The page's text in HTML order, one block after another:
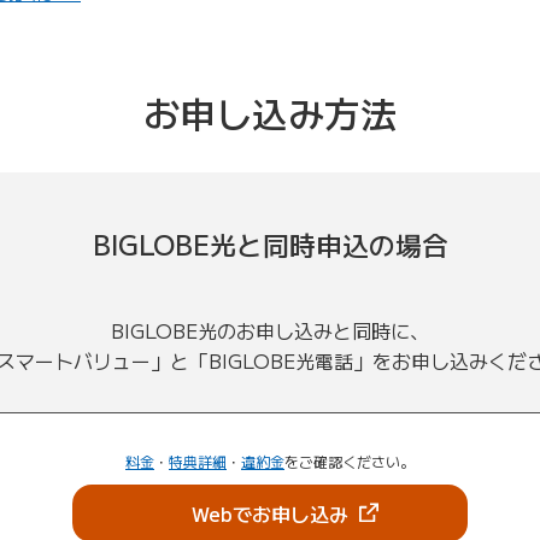
お申し込み方法
BIGLOBE光と同時申込の場合
BIGLOBE光のお申し込みと同時に、
マートバリュー」と「BIGLOBE光電話」をお申し込みくだ
料金 ・ 特典詳細 ・ 違約金をご確認ください。
Webでお申し込み（新しいタブで開きま